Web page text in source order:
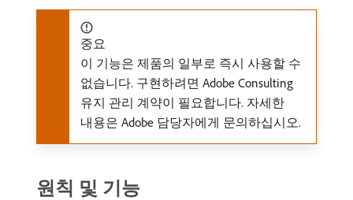
중요
이 기능은 제품의 일부로 즉시 사용할 수
없습니다. 구현하려면 Adobe Consulting
유지 관리 계약이 필요합니다. 자세한
내용은 Adobe 담당자에게 문의하십시오.
원칙 및 기능